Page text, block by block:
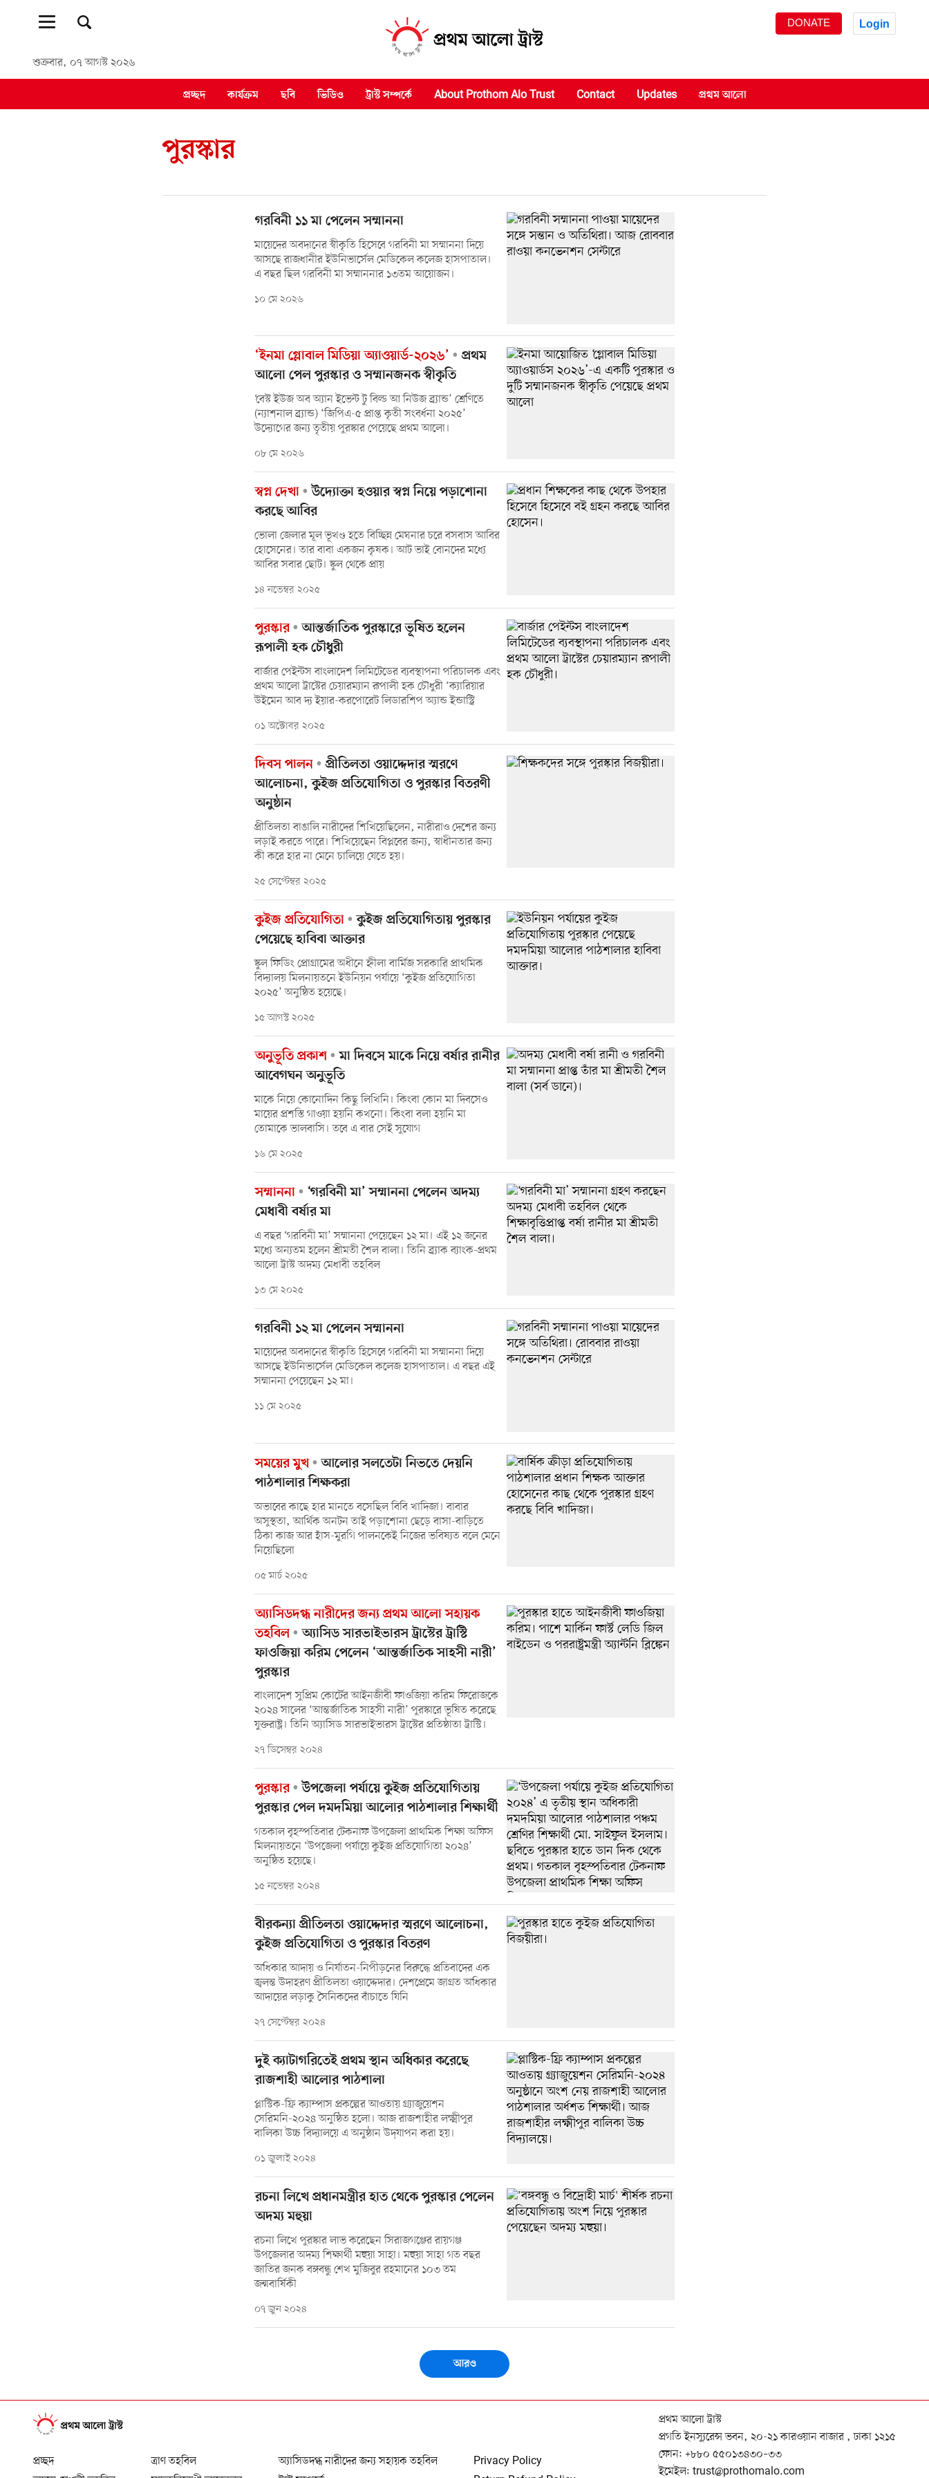
শুক্রবার, ০৭ আগস্ট ২০২৬
DONATE Login
প্রচ্ছদ কার্যক্রম ছবি ভিডিও ট্রাস্ট সম্পর্কে About Prothom Alo Trust Contact Updates প্রথম আলো
পুরস্কার
গরবিনী ১১ মা পেলেন সম্মাননা
মায়েদের অবদানের স্বীকৃতি হিসেবে গরবিনী মা সম্মাননা দিয়ে
আসছে রাজধানীর ইউনিভার্সেল মেডিকেল কলেজ হাসপাতাল।
এ বছর ছিল গরবিনী মা সম্মাননার ১৩তম আয়োজন।
১০ মে ২০২৬
‘ইনমা গ্লোবাল মিডিয়া অ্যাওয়ার্ড-২০২৬’
প্রথম
আলো পেল পুরস্কার ও সম্মানজনক স্বীকৃতি
‘বেস্ট ইউজ অব অ্যান ইভেন্ট টু বিল্ড আ নিউজ ব্র্যান্ড’ শ্রেণিতে
(ন্যাশনাল ব্র্যান্ড) ‘জিপিএ-৫ প্রাপ্ত কৃতী সংবর্ধনা ২০২৫’
উদ্যোগের জন্য তৃতীয় পুরস্কার পেয়েছে প্রথম আলো।
০৮ মে ২০২৬
স্বপ্ন দেখা
উদ্যোক্তা হওয়ার স্বপ্ন নিয়ে পড়াশোনা
করছে আবির
ভোলা জেলার মূল ভূখণ্ড হতে বিচ্ছিন্ন মেঘনার চরে বসবাস আবির
হোসেনের। তার বাবা একজন কৃষক। আট ভাই বোনদের মধ্যে
আবির সবার ছোট। স্কুল থেকে প্রায়
১৪ নভেম্বর ২০২৫
পুরস্কার
আন্তর্জাতিক পুরস্কারে ভূষিত হলেন
রূপালী হক চৌধুরী
বার্জার পেইন্টস বাংলাদেশ লিমিটেডের ব্যবস্থাপনা পরিচালক এবং
প্রথম আলো ট্রাস্টের চেয়ারম্যান রূপালী হক চৌধুরী ‘ক্যারিয়ার
উইমেন আব দ্য ইয়ার-করপোরেট লিডারশিপ অ্যান্ড ইন্ডাস্ট্রি
০১ অক্টোবর ২০২৫
দিবস পালন
প্রীতিলতা ওয়াদ্দেদার স্মরণে
আলোচনা, কুইজ প্রতিযোগিতা ও পুরস্কার বিতরণী
অনুষ্ঠান
প্রীতিলতা বাঙালি নারীদের শিখিয়েছিলেন, নারীরাও দেশের জন্য
লড়াই করতে পারে। শিখিয়েছেন বিপ্লবের জন্য, স্বাধীনতার জন্য
কী করে হার না মেনে চালিয়ে যেতে হয়।
২৫ সেপ্টেম্বর ২০২৫
কুইজ প্রতিযোগিতা
কুইজ প্রতিযোগিতায় পুরস্কার
পেয়েছে হাবিবা আক্তার
স্কুল ফিডিং প্রোগ্রামের অধীনে হ্নীলা বার্মিজ সরকারি প্রাথমিক
বিদ্যালয় মিলনায়তনে ইউনিয়ন পর্যায়ে ‘কুইজ প্রতিযোগিতা
২০২৫’ অনুষ্ঠিত হয়েছে।
১৫ আগস্ট ২০২৫
অনুভূতি প্রকাশ
মা দিবসে মাকে নিয়ে বর্ষার রানীর
আবেগঘন অনুভূতি
মাকে নিয়ে কোনোদিন কিছু লিখিনি। কিংবা কোন মা দিবসেও
মায়ের প্রশস্তি গাওয়া হয়নি কখনো। কিংবা বলা হয়নি মা
তোমাকে ভালবাসি। তবে এ বার সেই সুযোগ
১৬ মে ২০২৫
সম্মাননা
‘গরবিনী মা’ সম্মাননা পেলেন অদম্য
মেধাবী বর্ষার মা
এ বছর ‘গরবিনী মা’ সম্মাননা পেয়েছেন ১২ মা। এই ১২ জনের
মধ্যে অন্যতম হলেন শ্রীমতী শৈল বালা। তিনি ব্র্যাক ব্যাংক-প্রথম
আলো ট্রাস্ট অদম্য মেধাবী তহবিল
১৩ মে ২০২৫
গরবিনী ১২ মা পেলেন সম্মাননা
মায়েদের অবদানের স্বীকৃতি হিসেবে গরবিনী মা সম্মাননা দিয়ে
আসছে ইউনিভার্সেল মেডিকেল কলেজ হাসপাতাল। এ বছর এই
সম্মাননা পেয়েছেন ১২ মা।
১১ মে ২০২৫
সময়ের মুখ
আলোর সলতেটা নিভতে দেয়নি
পাঠশালার শিক্ষকরা
অভাবের কাছে হার মানতে বসেছিল বিবি খাদিজা। বাবার
অসুস্থতা, আর্থিক অনটন তাই পড়াশোনা ছেড়ে বাসা-বাড়িতে
ঠিকা কাজ আর হাঁস-মুরগি পালনকেই নিজের ভবিষ্যত বলে মেনে
নিয়েছিলো
০৫ মার্চ ২০২৫
অ্যাসিডদগ্ধ নারীদের জন্য প্রথম আলো সহায়ক
তহবিল
অ্যাসিড সারভাইভারস ট্রাস্টের ট্রাস্টি
ফাওজিয়া করিম পেলেন ‘আন্তর্জাতিক সাহসী নারী’
পুরস্কার
বাংলাদেশ সুপ্রিম কোর্টের আইনজীবী ফাওজিয়া করিম ফিরোজকে
২০২৪ সালের ‘আন্তর্জাতিক সাহসী নারী’ পুরস্কারে ভূষিত করেছে
যুক্তরাষ্ট্র। তিনি অ্যাসিড সারভাইভারস ট্রাস্টের প্রতিষ্ঠাতা ট্রাস্টি।
২৭ ডিসেম্বর ২০২৪
পুরস্কার
উপজেলা পর্যায়ে কুইজ প্রতিযোগিতায়
পুরস্কার পেল দমদমিয়া আলোর পাঠশালার শিক্ষার্থী
গতকাল বৃহস্পতিবার টেকনাফ উপজেলা প্রাথমিক শিক্ষা অফিস
মিলনায়তনে ‘উপজেলা পর্যায়ে কুইজ প্রতিযোগিতা ২০২৪’
অনুষ্ঠিত হয়েছে।
১৫ নভেম্বর ২০২৪
বীরকন্যা প্রীতিলতা ওয়াদ্দেদার স্মরণে আলোচনা,
কুইজ প্রতিযোগিতা ও পুরস্কার বিতরণ
অধিকার আদায় ও নির্যাতন-নিপীড়নের বিরুদ্ধে প্রতিবাদের এক
জ্বলন্ত উদাহরণ প্রীতিলতা ওয়াদ্দেদার। দেশপ্রেমে জাগ্রত অধিকার
আদায়ের লড়াকু সৈনিকদের বাঁচাতে যিনি
২৭ সেপ্টেম্বর ২০২৪
দুই ক্যাটাগরিতেই প্রথম স্থান অধিকার করেছে
রাজশাহী আলোর পাঠশালা
প্লাস্টিক-ফ্রি ক্যাম্পাস প্রকল্পের আওতায় গ্র্যাজুয়েশন
সেরিমনি-২০২৪ অনুষ্ঠিত হলো। আজ রাজশাহীর লক্ষ্মীপুর
বালিকা উচ্চ বিদ্যালয়ে এ অনুষ্ঠান উদ্‌যাপন করা হয়।
০১ জুলাই ২০২৪
রচনা লিখে প্রধানমন্ত্রীর হাত থেকে পুরস্কার পেলেন
অদম্য মহুয়া
রচনা লিখে পুরস্কার লাভ করেছেন সিরাজগঞ্জের রায়গঞ্জ
উপজেলার অদম্য শিক্ষার্থী মহুয়া সাহা। মহুয়া সাহা গত বছর
জাতির জনক বঙ্গবন্ধু শেখ মুজিবুর রহমানের ১০৩ তম
জন্মবার্ষিকী
০৭ জুন ২০২৪
আরও
প্রচ্ছদ
ত্রাণ তহবিল
অ্যাসিডদগ্ধ নারীদের জন্য সহায়ক তহবিল
Privacy Policy
প্রথম আলো ট্রাস্ট
প্রগতি ইনস্যুরেন্স ভবন, ২০-২১ কারওয়ান বাজার , ঢাকা ১২১৫
ফোন: +৮৮০ ৫৫০১৩৪৩০–৩৩
ইমেইল: trust@prothomalo.com